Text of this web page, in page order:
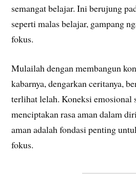
semangat belajar. Ini berujung
seperti malas belajar, gampang
fokus.
Mulailah dengan membangun
kabarnya, dengarkan ceritanya,
terlihat lelah. Koneksi emosional
menciptakan rasa aman dalam
aman adalah fondasi penting
fokus.